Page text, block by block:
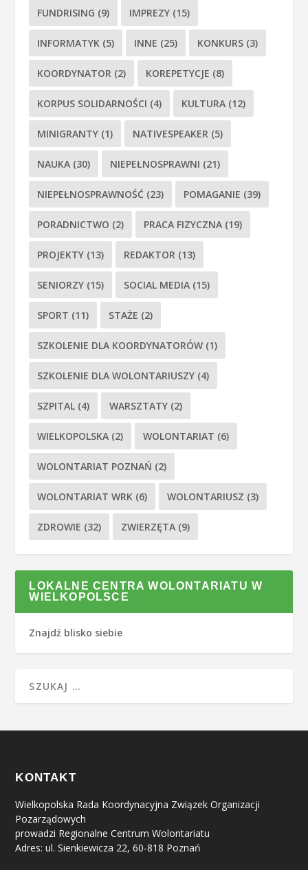
FUNDRISING (9) IMPREZY (15)
INFORMATYK (5) INNE (25) KONKURS (3)
KOORDYNATOR (2) KOREPETYCJE (8)
KORPUS SOLIDARNOŚCI (4) KULTURA (12)
MINIGRANTY (1) NATIVESPEAKER (5)
NAUKA (30) NIEPEŁNOSPRAWNI (21)
NIEPEŁNOSPRAWNOŚĆ (23) POMAGANIE (39)
PORADNICTWO (2) PRACA FIZYCZNA (19)
PROJEKTY (13) REDAKTOR (13)
SENIORZY (15) SOCIAL MEDIA (15)
SPORT (11) STAŻE (2)
SZKOLENIE DLA KOORDYNATORÓW (1)
SZKOLENIE DLA WOLONTARIUSZY (4)
SZPITAL (4) WARSZTATY (2)
WIELKOPOLSKA (2) WOLONTARIAT (6)
WOLONTARIAT POZNAŃ (2)
WOLONTARIAT WRK (6) WOLONTARIUSZ (3)
ZDROWIE (32) ZWIERZĘTA (9)
LOKALNE CENTRA WOLONTARIATU W
WIELKOPOLSCE
Znajdź blisko siebie
KONTAKT
Wielkopolska Rada Koordynacyjna Związek Organizacji
Pozarządowych
prowadzi Regionalne Centrum Wolontariatu
Adres: ul. Sienkiewicza 22, 60-818 Poznań